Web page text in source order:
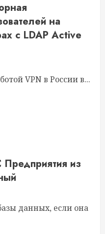
на
c LDAP Active
VPN в России в...
из
данных, если она